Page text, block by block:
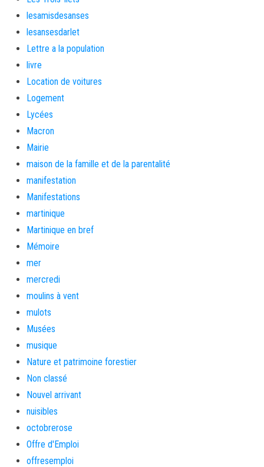
lesamisdesanses
lesansesdarlet
Lettre a la population
livre
Location de voitures
Logement
Lycées
Macron
Mairie
maison de la famille et de la parentalité
manifestation
Manifestations
martinique
Martinique en bref
Mémoire
mer
mercredi
moulins à vent
mulots
Musées
musique
Nature et patrimoine forestier
Non classé
Nouvel arrivant
nuisibles
octobrerose
Offre d'Emploi
offresemploi